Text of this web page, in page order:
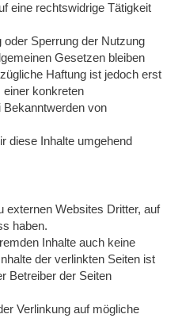
eine rechtswidrige Tätigkeit
oder Sperrung der Nutzung
Gesetzen bleiben
Haftung ist jedoch erst
einer konkreten
von
diese Inhalte umgehend
externen Websites Dritter, auf
haben.
Inhalte auch keine
der verlinkten Seiten ist
Betreiber der Seiten
Verlinkung auf mögliche